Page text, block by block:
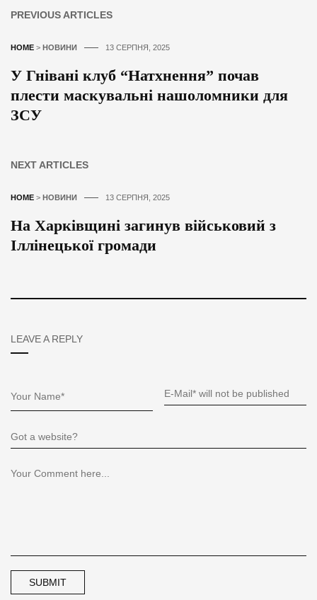
PREVIOUS ARTICLES
HOME > НОВИНИ 13 СЕРПНЯ, 2025
У Гнівані клуб “Натхнення” почав
плести маскувальні нашоломники для
ЗСУ
NEXT ARTICLES
HOME > НОВИНИ 13 СЕРПНЯ, 2025
На Харківщині загинув військовий з
Іллінецької громади
LEAVE A REPLY